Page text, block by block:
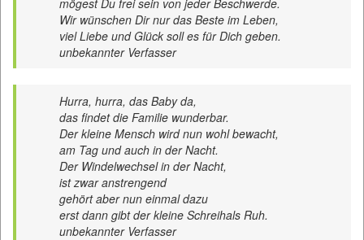
mögest Du frei sein von jeder Beschwerde.
Wir wünschen Dir nur das Beste im Leben,
viel Liebe und Glück soll es für Dich geben.
unbekannter Verfasser
Hurra, hurra, das Baby da,
das findet die Familie wunderbar.
Der kleine Mensch wird nun wohl bewacht,
am Tag und auch in der Nacht.
Der Windelwechsel in der Nacht,
ist zwar anstrengend
gehört aber nun einmal dazu
erst dann gibt der kleine Schreihals Ruh.
unbekannter Verfasser